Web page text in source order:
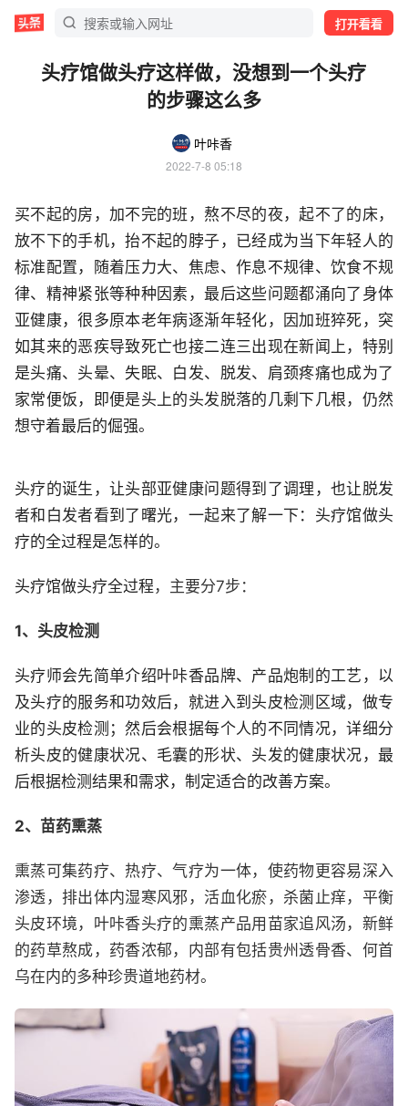
打开看看
头疗馆做头疗这样做，没想到一个头疗
的步骤这么多
叶咔香
2022-7-8 05:18
买不起的房，加不完的班，熬不尽的夜，起不了的床，
放不下的手机，抬不起的脖子，已经成为当下年轻人的
标准配置，随着压力大、焦虑、作息不规律、饮食不规
律、精神紧张等种种因素，最后这些问题都涌向了身体
亚健康，很多原本老年病逐渐年轻化，因加班猝死，突
如其来的恶疾导致死亡也接二连三出现在新闻上，特别
是头痛、头晕、失眠、白发、脱发、肩颈疼痛也成为了
家常便饭，即便是头上的头发脱落的几剩下几根，仍然
想守着最后的倔强。
头疗的诞生，让头部亚健康问题得到了调理，也让脱发
者和白发者看到了曙光，一起来了解一下：头疗馆做头
疗的全过程是怎样的。
头疗馆做头疗全过程 ，主要分7步：
1、头皮检测
头疗师会先简单介绍叶咔香品牌、产品炮制的工艺，以
及头疗的服务和功效后，就进入到头皮检测区域，做专
业的头皮检测；然后会根据每个人的不同情况，详细分
析头皮的健康状况、毛囊的形状、头发的健康状况，最
后根据检测结果和需求，制定适合的改善方案。
2、苗药熏蒸
熏蒸可集药疗、热疗、气疗为一体，使药物更容易深入
渗透，排出体内湿寒风邪，活血化瘀，杀菌止痒，平衡
头皮环境，叶咔香头疗的熏蒸产品用苗家追风汤，新鲜
的药草熬成，药香浓郁，内部有包括贵州透骨香、何首
乌在内的多种珍贵道地药材。